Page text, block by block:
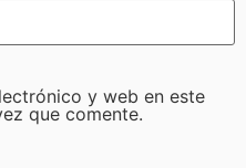
y web en este
que comente.